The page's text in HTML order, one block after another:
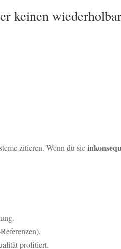
keinen
zitieren. Wenn du sie
profitiert.